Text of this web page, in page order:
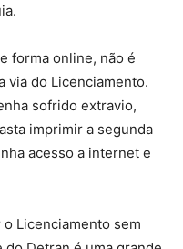
forma online, não é
via do Licenciamento.
sofrido extravio,
imprimir a segunda
acesso a internet e
Licenciamento sem